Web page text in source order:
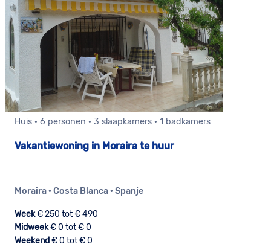
Huis · 6 personen · 3 slaapkamers · 1 badkamers
Vakantiewoning in Moraira te huur
Moraira · Costa Blanca · Spanje
Week€ 250 tot € 490
Midweek€ 0 tot € 0
Weekend€ 0 tot € 0